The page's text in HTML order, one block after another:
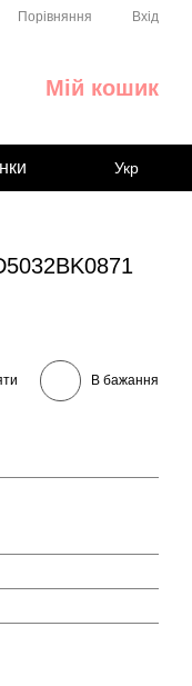
Порівняння Вхід
Мій кошик
Укр
В бажання